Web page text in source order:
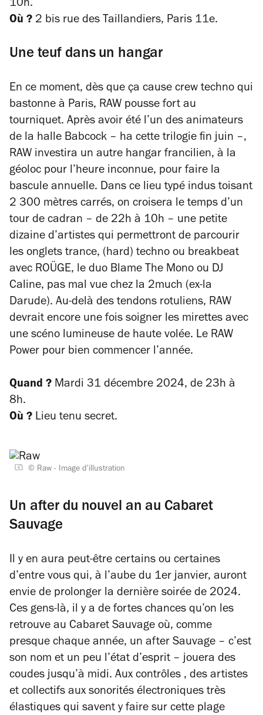
10h.
Où ? 2 bis rue des Taillandiers, Paris 11e.
Une teuf dans un hangar
En ce moment, dès que ça cause crew techno qui
bastonne à Paris, RAW pousse fort au
tourniquet. Après avoir été l’un des animateurs
de la halle Babcock – ha cette trilogie fin juin –,
RAW investira un autre hangar francilien, à la
géoloc pour l’heure inconnue, pour faire la
bascule annuelle. Dans ce lieu typé indus toisant
2 300 mètres carrés, on croisera le temps d’un
tour de cadran – de 22h à 10h – une petite
dizaine d’artistes qui permettront de parcourir
les onglets trance, (hard) techno ou breakbeat
avec ROÜGE, le duo Blame The Mono ou DJ
Caline, pas mal vue chez la 2much (ex-la
Darude). Au-delà des tendons rotuliens, RAW
devrait encore une fois soigner les mirettes avec
une scéno lumineuse de haute volée. Le RAW
Power pour bien commencer l’année.
Quand ? Mardi 31 décembre 2024, de 23h à
8h.
Où ? Lieu tenu secret.
© Raw - Image d'illustration
Un after du nouvel an au Cabaret
Sauvage
Il y en aura peut-être certains ou certaines
d’entre vous qui, à l’aube du 1er janvier, auront
envie de prolonger la dernière soirée de 2024.
Ces gens-là, il y a de fortes chances qu’on les
retrouve au Cabaret Sauvage où, comme
presque chaque année, un after Sauvage – c’est
son nom et un peu l’état d’esprit – jouera des
coudes jusqu’à midi. Aux contrôles , des artistes
et collectifs aux sonorités électroniques très
élastiques qui savent y faire sur cette plage